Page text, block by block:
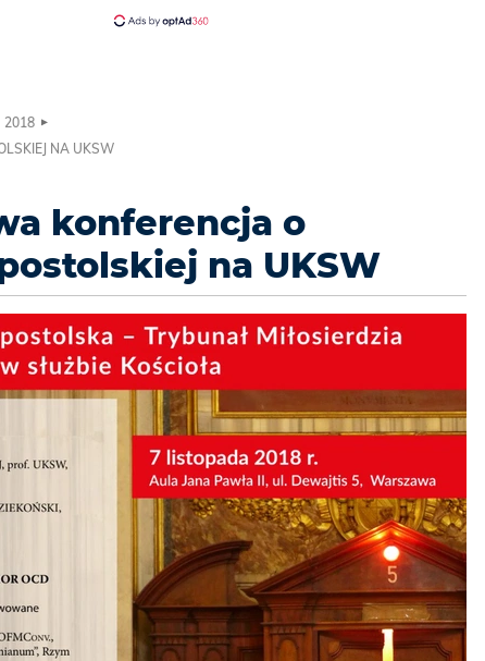
2018
NA UKSW
konferencja o
na UKSW